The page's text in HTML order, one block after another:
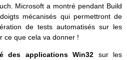
Microsoft a montré pendant Build
mécanisés qui permettront de
de tests automatisés sur les
ce que cela va donner !
des applications Win32 sur les